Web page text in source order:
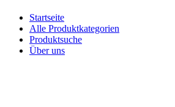
Startseite
Alle Produktkategorien
Produktsuche
Über uns